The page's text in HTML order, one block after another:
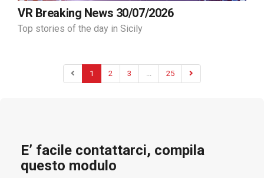
VR Breaking News 30/07/2026
Top stories of the day in Sicily
1 2 3 ... 25
E’ facile contattarci, compila
questo modulo